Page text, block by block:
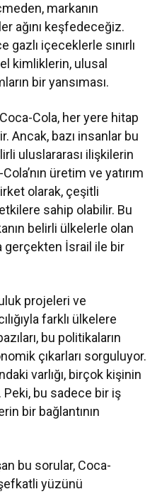
markanın
ağını keşfedeceğiz.
gazlı içeceklerle sınırlı
kimliklerin, ulusal
bir yansıması.
Cola, her yere hitap
Ancak, bazı insanlar bu
uluslararası ilişkilerin
üretim ve yatırım
olarak, çeşitli
sahip olabilir. Bu
belirli ülkelerle olan
gerçekten İsrail ile bir
projeleri ve
farklı ülkelere
bu politikaların
çıkarları sorguluyor.
varlığı, birçok kişinin
bu sadece bir iş
bir bağlantının
bu sorular, Coca-
şefkatli yüzünü